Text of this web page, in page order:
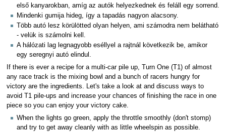
első kanyarokban, amíg az autók helyezkednek és feláll egy sorrend.
Mindenki gumija hideg, így a tapadás nagyon alacsony.
Több autó lesz körülötted olyan helyen, ami számodra nem belátható
- velük is számolni kell.
A hálózati lag legnagyobb eséllyel a rajtnál következik be, amikor
egy seregnyi autó elindul.
If there is ever a recipe for a multi-car pile up, Turn One (T1) of almost
any race track is the mixing bowl and a bunch of racers hungry for
victory are the ingredients. Let's take a look at and discuss ways to
avoid T1 pile-ups and increase your chances of finishing the race in one
piece so you can enjoy your victory cake.
When the lights go green, apply the throttle smoothly (don't stomp)
and try to get away cleanly with as little wheelspin as possible.